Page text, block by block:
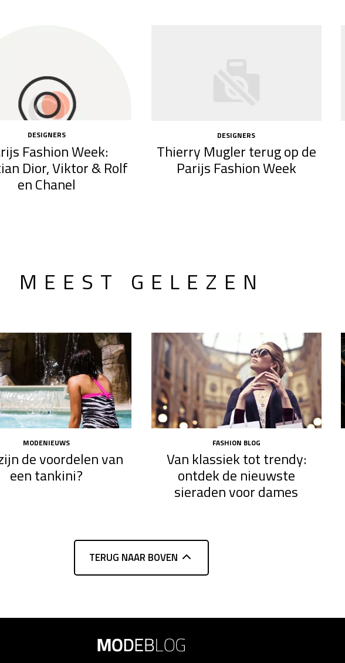
DESIGNERS
Fashion Week:
Dior, Viktor & Rolf
en Chanel
DESIGNERS
Thierry Mugler terug op de
Parijs Fashion Week
MEEST GELEZEN
MODENIEUWS
de voordelen van
een tankini?
FASHION BLOG
Van klassiek tot trendy:
ontdek de nieuwste
sieraden voor dames
TERUG NAAR BOVEN